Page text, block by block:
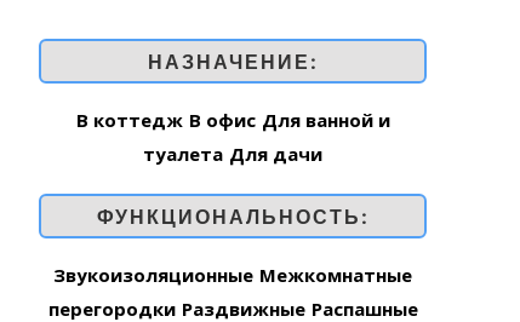
НАЗНАЧЕНИЕ:
В коттедж В офис Для ванной и
туалета Для дачи
ФУНКЦИОНАЛЬНОСТЬ:
Звукоизоляционные Межкомнатные
перегородки Раздвижные Распашные